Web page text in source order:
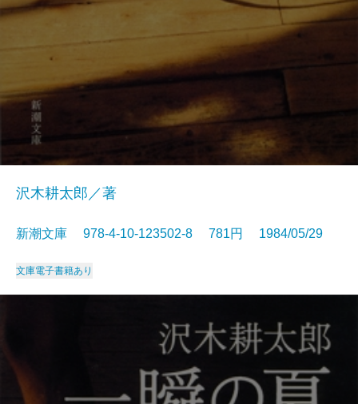
沢木耕太郎／著
新潮文庫 978-4-10-123502-8 781円 1984/05/29
文庫電子書籍あり